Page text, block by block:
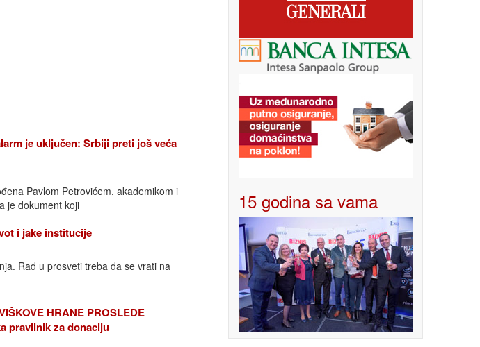
je uključen: Srbiji preti još veća
Pavlom Petrovićem, akademikom i
je dokument koji
i jake institucije
Rad u prosveti treba da se vrati na
HRANE PROSLEDE
pravilnik za donaciju
15 godina sa vama